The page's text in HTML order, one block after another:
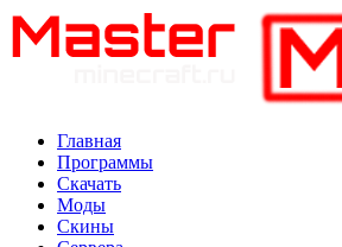
Главная
Программы
Скачать
Моды
Скины